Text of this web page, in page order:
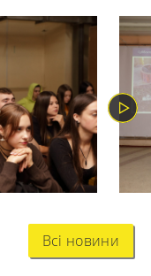
Всі новини